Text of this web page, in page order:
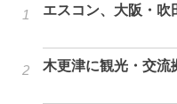
エスコン、大阪・吹
木更津に観光・交流